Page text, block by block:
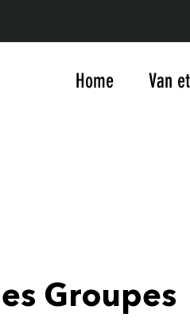
Home Van
Groupes